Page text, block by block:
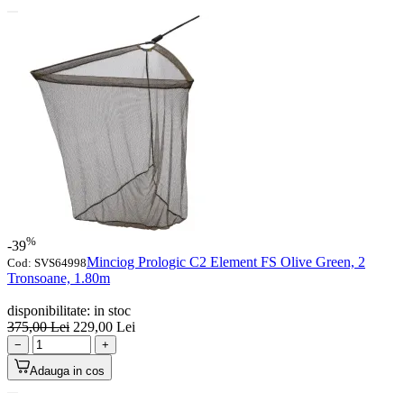
-39%
Cod: SVS64998Minciog Prologic C2 Element FS Olive Green, 2
Tronsoane, 1.80m
disponibilitate: in stoc
375,00 Lei 229,00 Lei
−
+
Adauga in cos